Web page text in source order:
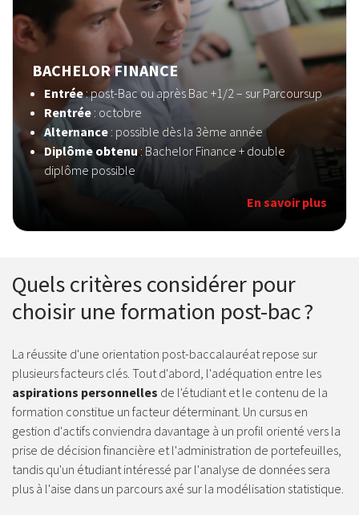
BACHELOR FINANCE
Entrée: post-Bac ou après Bac +1/2 – sur Parcoursup
Rentrée : octobre
Alternance : possible dès la 3ème année
Diplôme obtenu: Bachelor Finance + double
diplôme possible
En savoir plus
Quels critères considérer pour
choisir une formation post-bac ?
La réussite d'une orientation post-baccalauréat repose sur
plusieurs facteurs clés. Tout d'abord, l'adéquation entre les
aspirations personnelles de l'étudiant et le contenu de la
formation constitue un facteur déterminant. Un cursus en
gestion d'actifs conviendra davantage à un profil orienté vers la
prise de décision financière et l'administration de portefeuilles,
tandis qu'un étudiant intéressé par l'analyse de données sera
plus à l'aise dans un parcours axé sur la modélisation statistique.